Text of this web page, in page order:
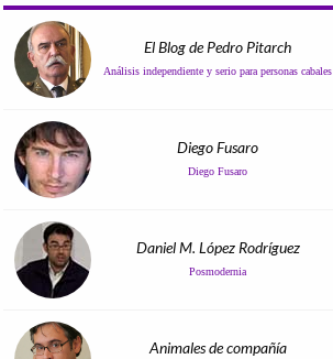
El Blog de Pedro Pitarch
Análisis independiente y serio para personas cabales
Diego Fusaro
Diego Fusaro
Daniel M. López Rodríguez
Posmodernia
Animales de compañía